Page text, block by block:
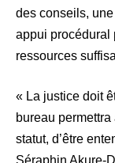
des conseils,
appui procédural
ressources
« La justice doit
bureau
statut, d’être